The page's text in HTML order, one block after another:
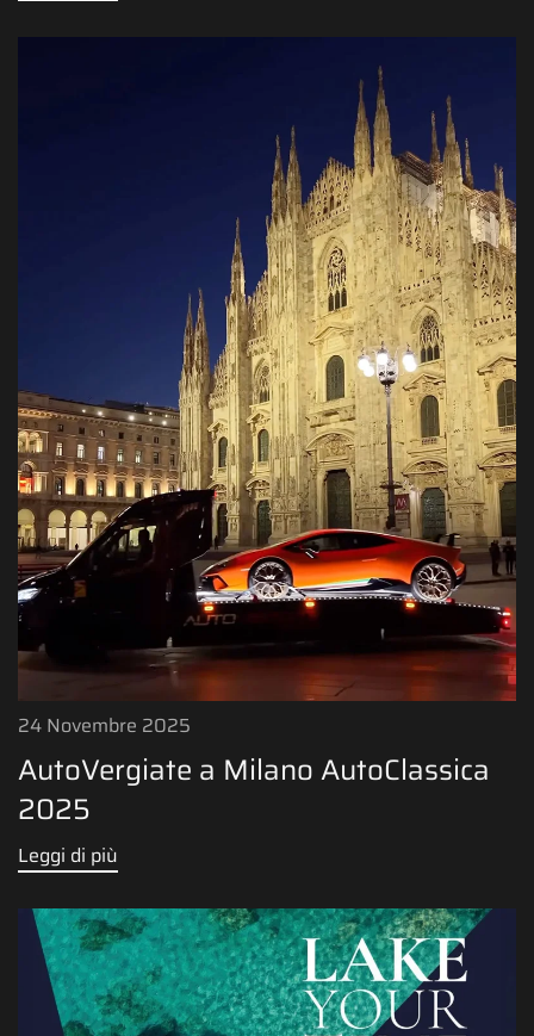
24 Novembre 2025
AutoVergiate a Milano AutoClassica
2025
Leggi di più